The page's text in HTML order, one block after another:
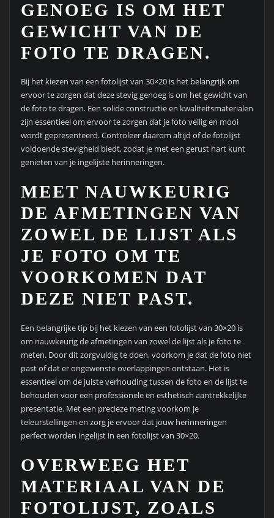
GENOEG IS OM HET
GEWICHT VAN DE
FOTO TE DRAGEN.
Bij het kiezen van een fotolijst van 30×20 is het belangrijk om
ervoor te zorgen dat deze stevig genoeg is om het gewicht van
de foto te dragen. Een solide constructie en kwaliteitsmaterialen
zijn essentieel om ervoor te zorgen dat je foto veilig en mooi
wordt gepresenteerd. Controleer daarom altijd of de fotolijst
voldoende stevigheid biedt, zodat je met een gerust hart kunt
genieten van je ingelijste herinneringen.
MEET NAUWKEURIG
DE AFMETINGEN VAN
ZOWEL DE LIJST ALS
JE FOTO OM TE
VOORKOMEN DAT
DEZE NIET PAST.
Een belangrijke tip bij het kiezen van een fotolijst van 30×20 is
om nauwkeurig de afmetingen van zowel de lijst als je foto te
meten. Door dit zorgvuldig te doen, voorkom je dat de foto niet
past of dat er ongewenste overlappingen ontstaan. Het is
essentieel om de juiste verhouding tussen de foto en de lijst te
behouden voor een professionele en esthetisch aantrekkelijke
presentatie. Met een precieze meting voorkom je
teleurstellingen en zorg je ervoor dat jouw herinneringen
perfect worden ingelijst in een fotolijst van 30×20.
OVERWEEG HET
MATERIAAL VAN DE
FOTOLIJST, ZOALS